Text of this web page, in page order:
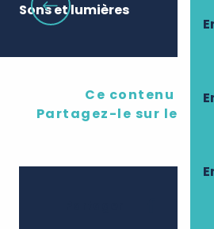
Sons et lumières
Ce contenu
Partagez-le sur les